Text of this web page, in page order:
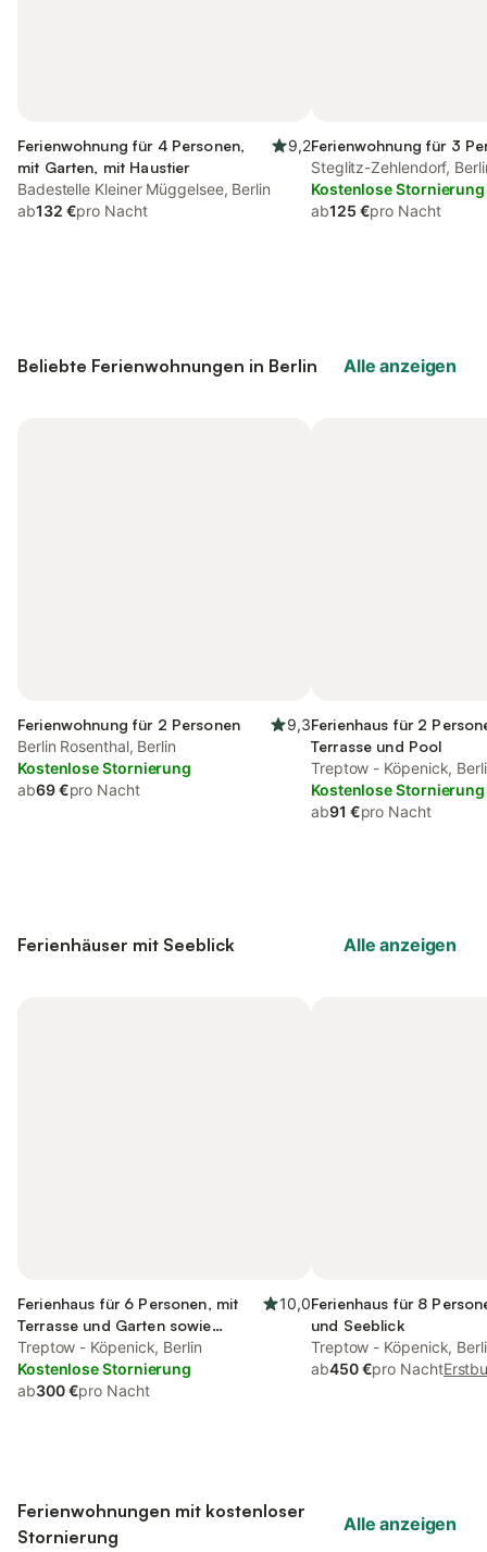
Ferienwohnung für 4 Personen,
mit Garten, mit Haustier
9,2
Badestelle Kleiner Müggelsee, Berlin
ab132 €pro Nacht
Ferienwohnung für 3
Steglitz-Zehlendorf,
Kostenlose Stornierung
ab125 €pro Nacht
Beliebte Ferienwohnungen in Berlin Alle anzeigen
Ferienwohnung für 2 Personen
9,3
Berlin Rosenthal, Berlin
Kostenlose Stornierung
ab69 €pro Nacht
Ferienhaus für 2
Terrasse und Pool
Treptow - Köpenick,
Kostenlose Stornierung
ab91 €pro Nacht
Ferienhäuser mit Seeblick Alle anzeigen
Ferienhaus für 6 Personen, mit
Terrasse und Garten sowie
Seeblick und Sauna
10,0
Treptow - Köpenick, Berlin
Kostenlose Stornierung
ab300 €pro Nacht
Ferienhaus für 8
und Seeblick
Treptow - Köpenick,
ab450 €pro Nacht
Ferienwohnungen mit kostenloser
Stornierung
Alle anzeigen